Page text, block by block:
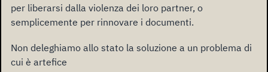
per liberarsi dalla violenza dei loro partner, o
semplicemente per rinnovare i documenti.
Non deleghiamo allo stato la soluzione a un problema di
cui è artefice